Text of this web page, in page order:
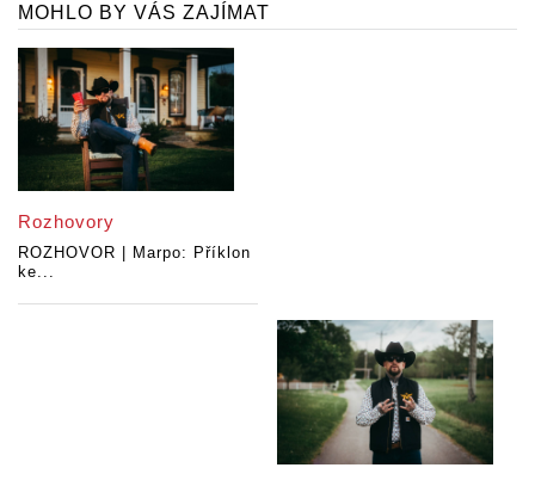
MOHLO BY VÁS ZAJÍMAT
Rozhovory
ROZHOVOR | Marpo: Příklon
ke...